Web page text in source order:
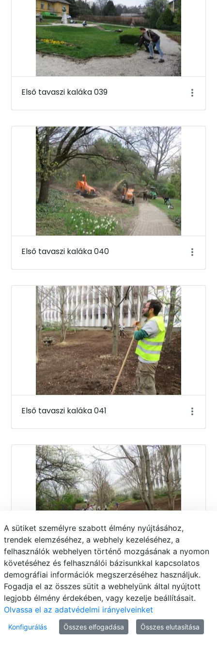
Első tavaszi kaláka 039
Első tavaszi kaláka 040
Első tavaszi kaláka 041
Első tavaszi kaláka 042
A sütiket személyre szabott élmény nyújtásához,
trendek elemzéséhez, a webhely kezeléséhez, a
felhasználók webhelyen történő mozgásának a nyomon
követéséhez és felhasználói bázisunkkal kapcsolatos
demográfiai információk megszerzéséhez használjuk.
Fogadja el az összes sütit a webhelyünk által nyújtott
legjobb élmény érdekében, vagy kezelje beállításait.
Olvassa el az adatvédelmi irányelveinket
Konfigurálás Összes elfogadása Összes elutasítása